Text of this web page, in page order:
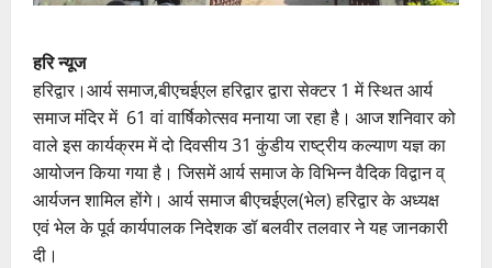
हरि न्यूज
हरिद्वार।आर्य समाज,बीएचईएल हरिद्वार द्वारा सेक्टर 1 में स्थित आर्य
समाज मंदिर में 61 वां वार्षिकोत्सव मनाया जा रहा है। आज शनिवार को
वाले इस कार्यक्रम में दो दिवसीय 31 कुंडीय राष्ट्रीय कल्याण यज्ञ का
आयोजन किया गया है। जिसमें आर्य समाज के विभिन्न वैदिक विद्वान व्
आर्यजन शामिल होंगे। आर्य समाज बीएचईएल(भेल) हरिद्वार के अध्यक्ष
एवं भेल के पूर्व कार्यपालक निदेशक डॉ बलवीर तलवार ने यह जानकारी
दी।